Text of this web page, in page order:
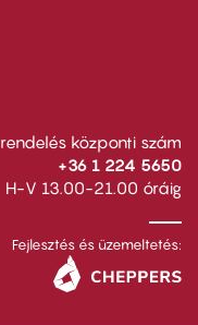
központi szám
+36 1 224 5650
H-V 13.00-21.00 óráig
Fejlesztés és üzemeltetés: